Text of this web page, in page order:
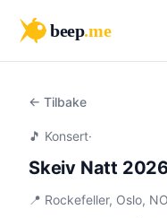
beep.me
← Tilbake
🎵 Konsert·
Skeiv Natt
📍 Rockefeller, Oslo, NO